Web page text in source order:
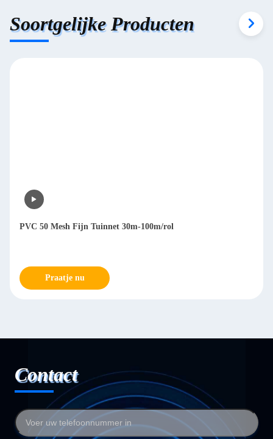
Soortgelijke Producten
PVC 50 Mesh Fijn Tuinnet 30m-100m/rol
Praatje nu
Contact